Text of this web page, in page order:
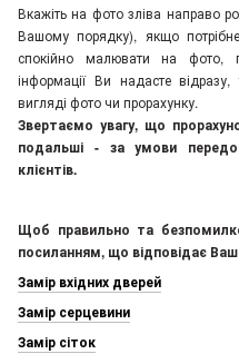
Вкажіть на фото зліва направо
Вашому порядку), якщо
спокійно малювати на фото,
інформації Ви надасте
вигляді фото чи прорахунку.
Звертаємо увагу, що
подальші - за умови
клієнтів.
Щоб правильно та
посиланням, що відповідає
Замір вхідних дверей
Замір серцевини
Замір сіток